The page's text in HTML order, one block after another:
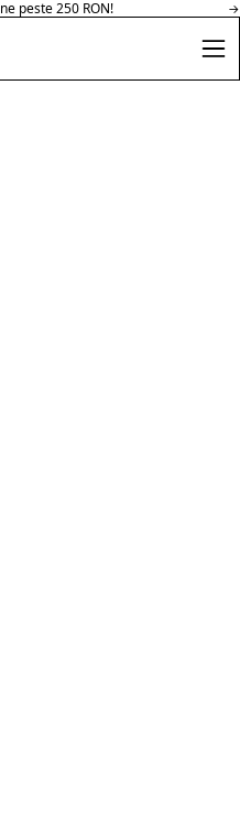
in parteneriat cu Hazeloft
→